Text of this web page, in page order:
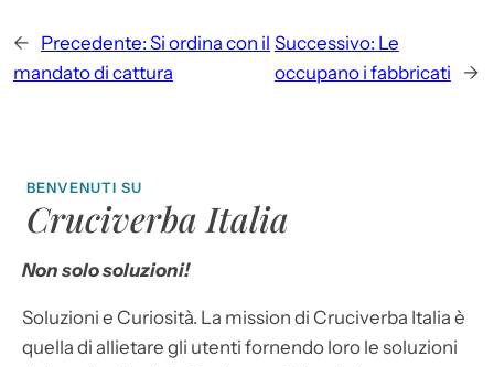
← Precedente: Si ordina con il
mandato di cattura
Successivo: Le
occupano i fabbricati
→
BENVENUTI SU
Cruciverba Italia
Non solo soluzioni!
Soluzioni e Curiosità. La mission di Cruciverba Italia è
quella di allietare gli utenti fornendo loro le soluzioni